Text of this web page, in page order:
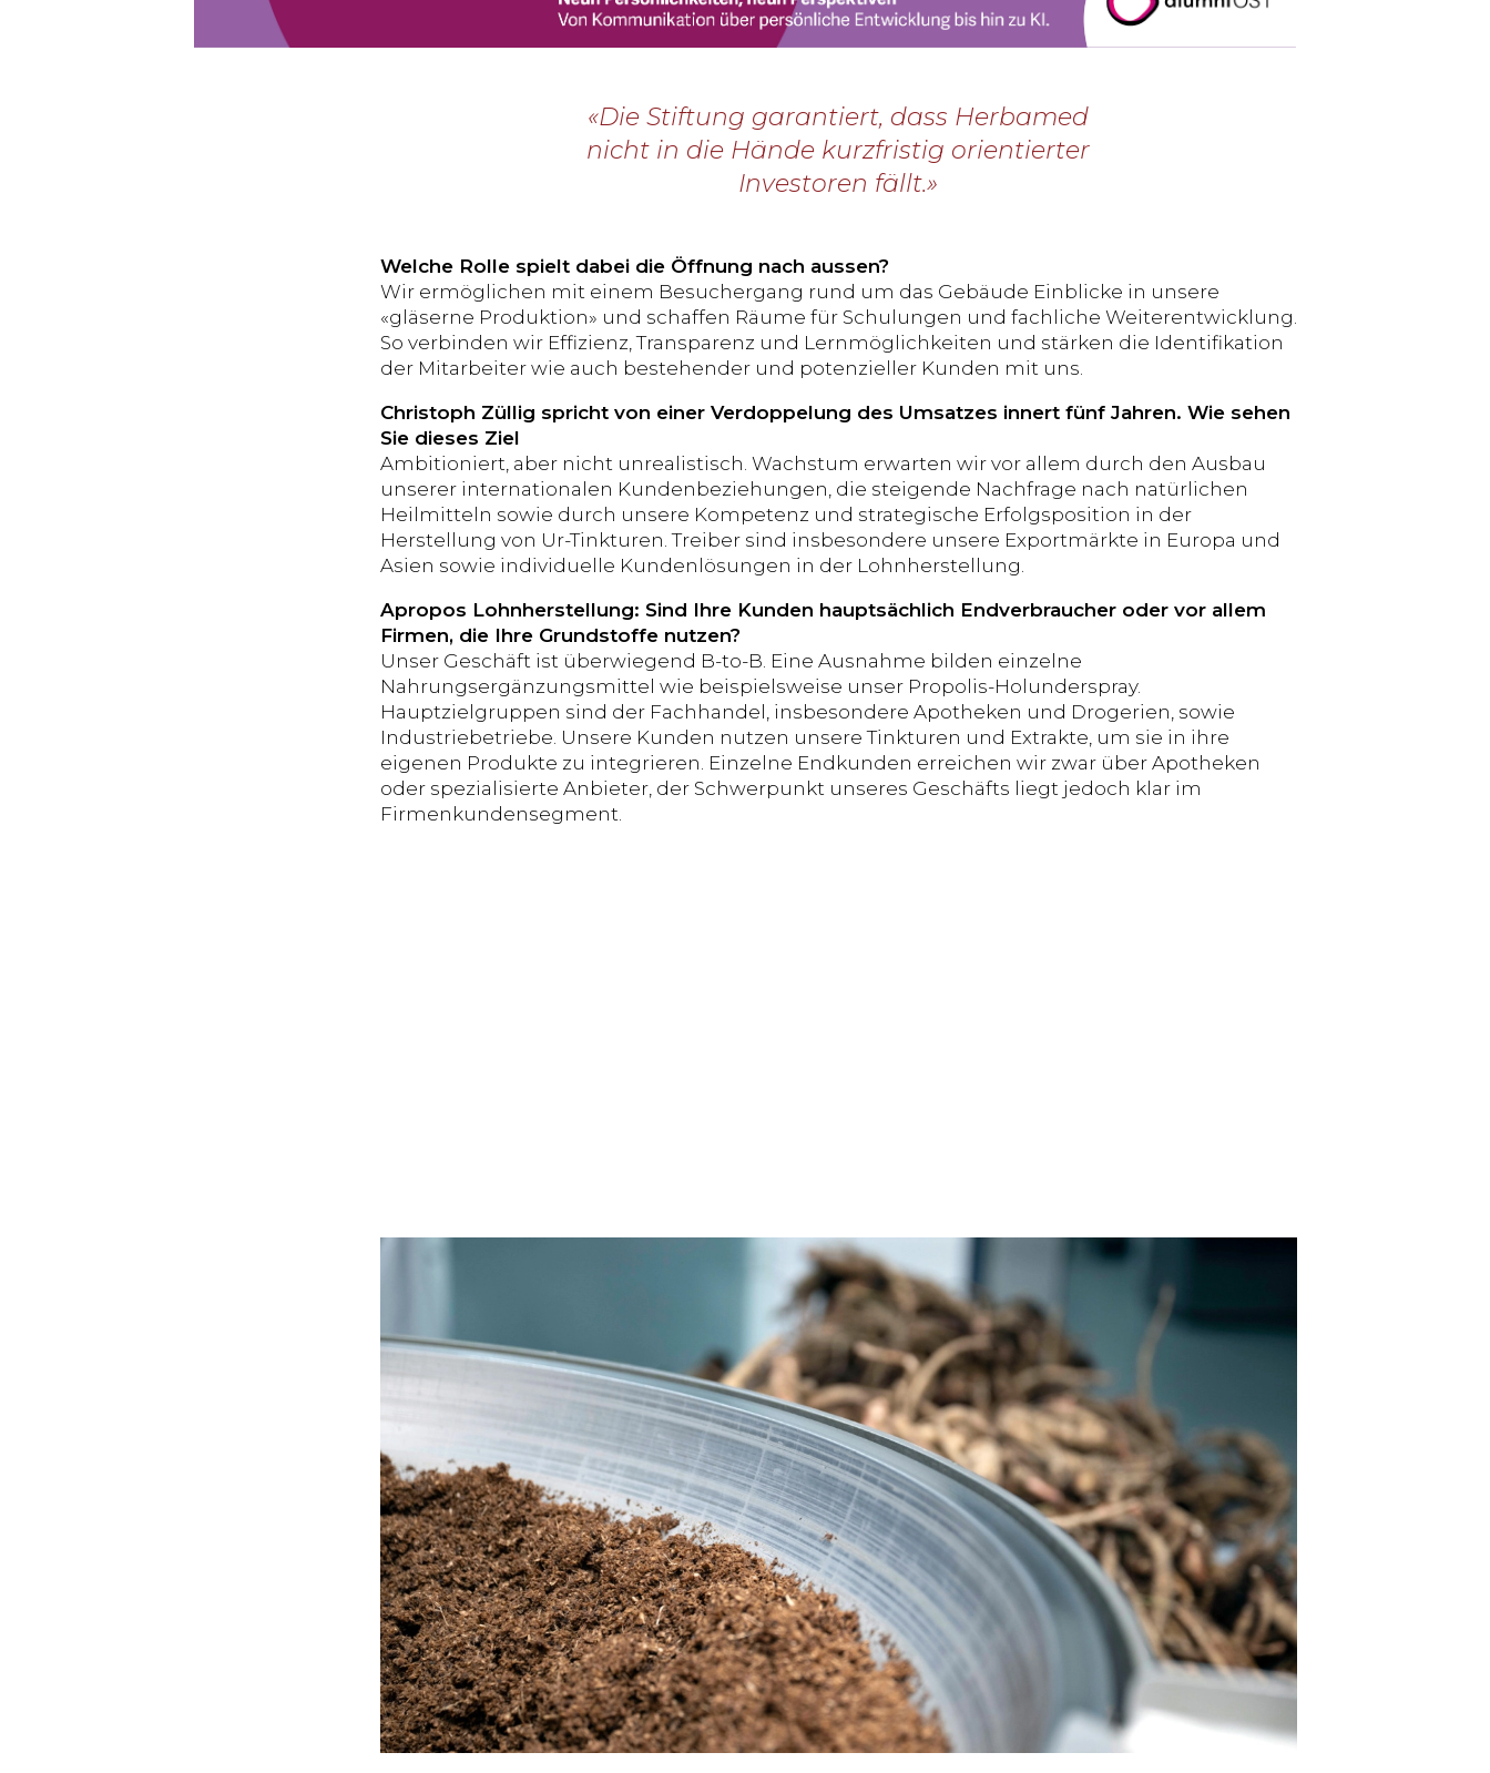
«Die Stiftung garantiert, dass Herbamed
nicht in die Hände kurzfristig orientierter
Investoren fällt.»
Welche Rolle spielt dabei die Öffnung nach aussen?
Wir ermöglichen mit einem Besuchergang rund um das Gebäude Einblicke in unsere
«gläserne Produktion» und schaffen Räume für Schulungen und fachliche Weiterentwicklung.
So verbinden wir Effizienz, Transparenz und Lernmöglichkeiten und stärken die Identifikation
der Mitarbeiter wie auch bestehender und potenzieller Kunden mit uns.
Christoph Züllig spricht von einer Verdoppelung des Umsatzes innert fünf Jahren. Wie sehen
Sie dieses Ziel
Ambitioniert, aber nicht unrealistisch. Wachstum erwarten wir vor allem durch den Ausbau
unserer internationalen Kundenbeziehungen, die steigende Nachfrage nach natürlichen
Heilmitteln sowie durch unsere Kompetenz und strategische Erfolgsposition in der
Herstellung von Ur-Tinkturen. Treiber sind insbesondere unsere Exportmärkte in Europa und
Asien sowie individuelle Kundenlösungen in der Lohnherstellung.
Apropos Lohnherstellung: Sind Ihre Kunden hauptsächlich Endverbraucher oder vor allem
Firmen, die Ihre Grundstoffe nutzen?
Unser Geschäft ist überwiegend B-to-B. Eine Ausnahme bilden einzelne
Nahrungsergänzungsmittel wie beispielsweise unser Propolis-Holunderspray.
Hauptzielgruppen sind der Fachhandel, insbesondere Apotheken und Drogerien, sowie
Industriebetriebe. Unsere Kunden nutzen unsere Tinkturen und Extrakte, um sie in ihre
eigenen Produkte zu integrieren. Einzelne Endkunden erreichen wir zwar über Apotheken
oder spezialisierte Anbieter, der Schwerpunkt unseres Geschäfts liegt jedoch klar im
Firmenkundensegment.